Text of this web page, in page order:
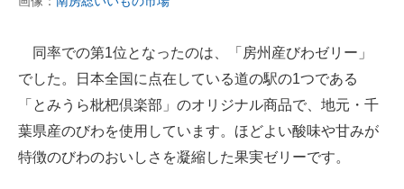
同率での第1位となったのは、「房州産びわゼリー」
でした。日本全国に点在している道の駅の1つである
「とみうら枇杷倶楽部」のオリジナル商品で、地元・千
葉県産のびわを使用しています。ほどよい酸味や甘みが
特徴のびわのおいしさを凝縮した果実ゼリーです。